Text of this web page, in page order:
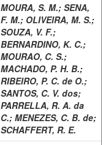
MOURA, S. M.; SENA,
F. M.; OLIVEIRA, M. S.;
SOUZA, V. F.;
BERNARDINO, K. C.;
MOURAO, C. S.;
MACHADO, P. H. B.;
RIBEIRO, P. C. de O.;
SANTOS, C. V. dos;
PARRELLA, R. A. da
C.; MENEZES, C. B. de;
SCHAFFERT, R. E.